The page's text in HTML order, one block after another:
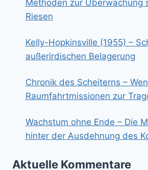
Methoden zur Überwachung
Riesen
Kelly-Hopkinsville (1955) –
außerirdischen Belagerung
Chronik des Scheiterns –
Raumfahrtmissionen zur
Wachstum ohne Ende – Die
hinter der Ausdehnung des
Aktuelle Kommentare